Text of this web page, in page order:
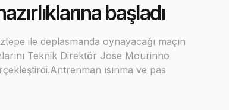
başladı
ile deplasmanda oynayacağı maçın
Teknik Direktör Jose Mourinho
ısınma ve pas